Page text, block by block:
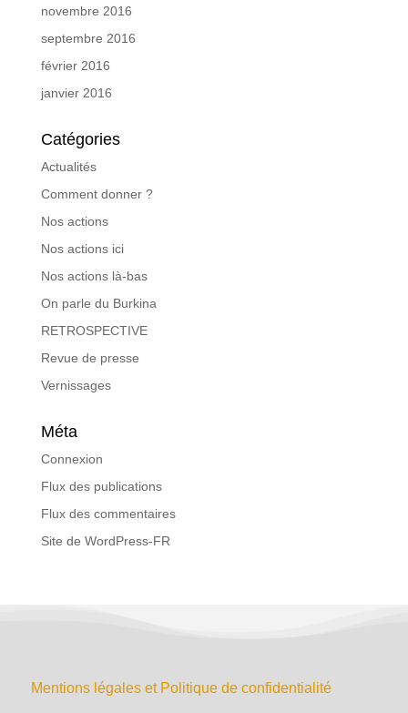
novembre 2016
septembre 2016
février 2016
janvier 2016
Catégories
Actualités
Comment donner ?
Nos actions
Nos actions ici
Nos actions là-bas
On parle du Burkina
RETROSPECTIVE
Revue de presse
Vernissages
Méta
Connexion
Flux des publications
Flux des commentaires
Site de WordPress-FR
Mentions légales et Politique de confidentialité